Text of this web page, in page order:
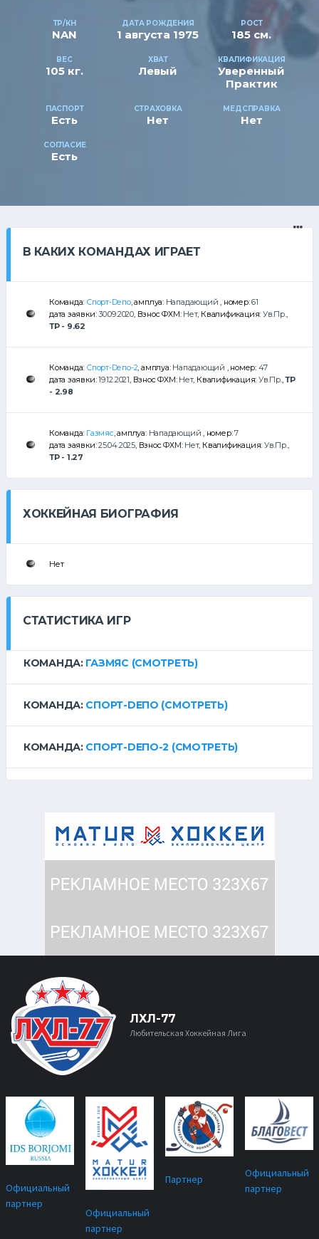
ТР/КН
NAN
ДАТА РОЖДЕНИЯ
1 августа 1975
РОСТ
185 см.
ВЕС
105 кг.
ХВАТ
Левый
КВАЛИФИКАЦИЯ
Уверенный
Практик
ПАСПОРТ
Есть
СТРАХОВКА
Нет
МЕДСПРАВКА
Нет
СОГЛАСИЕ
Есть
В КАКИХ КОМАНДАХ ИГРАЕТ
Команда: Спорт-Dепо, амплуа: Нападающий , номер:61
дата заявки:30.09.2020, Взнос ФХМ: Нет, Квалификация: Ув.Пр.,
ТР - 9.62
Команда: Спорт-Dепо-2, амплуа: Нападающий , номер: 47
дата заявки:19.12.2021, Взнос ФХМ: Нет, Квалификация: Ув.Пр.,ТР
- 2.98
Команда: Газмяс, амплуа: Нападающий , номер:7
дата заявки:25.04.2025, Взнос ФХМ: Нет, Квалификация: Ув.Пр.,
ТР - 1.27
ХОККЕЙНАЯ БИОГРАФИЯ
Нет
СТАТИСТИКА ИГР
КОМАНДА: ГАЗМЯС (СМОТРЕТЬ)
КОМАНДА: СПОРТ-DЕПО (СМОТРЕТЬ)
КОМАНДА: СПОРТ-DЕПО-2 (СМОТРЕТЬ)
ЛХЛ-77
Любительская Хоккейная Лига
Официальный
партнер
Официальный
партнер
Партнер
Официальный
партнер